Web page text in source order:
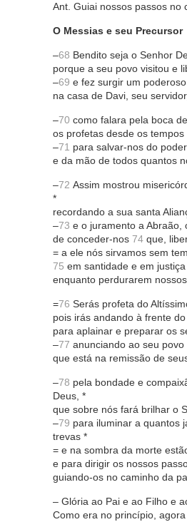
Ant. Guiai nossos passos no
O Messias e seu Precursor
–68 Bendito seja o Senhor
porque a seu povo visitou e
–69 e fez surgir um
na casa de Davi, seu servidor,
–70 como falara pela boca
os profetas desde os tempos
–71 para salvar-nos do
e da mão de todos quantos
–72 Assim mostrou
*
recordando a sua santa
–73 e o juramento a Abraão,
de conceder-nos 74 que,
= a ele nós sirvamos sem
75 em santidade e em
enquanto perdurarem nossos
=76 Serás profeta do
pois irás andando à frente
para aplainar e preparar os
–77 anunciando ao seu povo
que está na remissão de
–78 pela bondade e
Deus, *
que sobre nós fará brilhar o
–79 para iluminar a quantos
trevas *
= e na sombra da morte
e para dirigir os nossos
guiando-os no caminho da
– Glória ao Pai e ao Filho e
Como era no princípio, agora